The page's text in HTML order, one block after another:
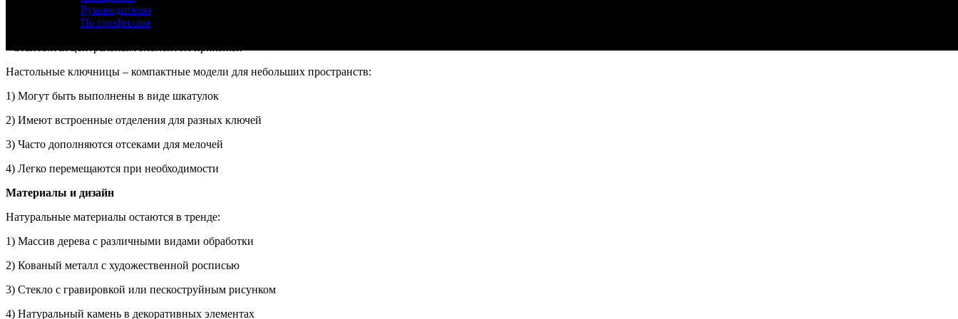
- Выполняются из различных материалов: дерево, металл, стекло
Настольные ключницы – компактные модели для небольших пространств:
1) Могут быть выполнены в виде шкатулок
2) Имеют встроенные отделения для разных ключей
3) Часто дополняются отсеками для мелочей
4) Легко перемещаются при необходимости
Материалы и дизайн
Натуральные материалы остаются в тренде:
1) Массив дерева с различными видами обработки
2) Кованый металл с художественной росписью
3) Стекло с гравировкой или пескоструйным рисунком
4) Натуральный камень в декоративных элементах
Руководителю
По профессии